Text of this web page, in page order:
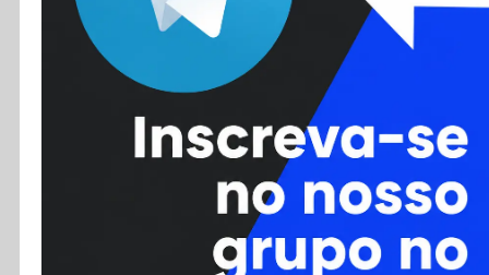
Colaboradores
Cursos
Enviar Dica